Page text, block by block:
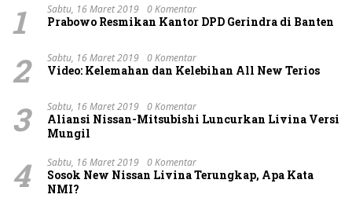
1 Sabtu, 16 Maret 2019 0 Komentar
Prabowo Resmikan Kantor DPD Gerindra di Banten
2 Sabtu, 16 Maret 2019 0 Komentar
Video: Kelemahan dan Kelebihan All New Terios
3 Sabtu, 16 Maret 2019 0 Komentar
Aliansi Nissan-Mitsubishi Luncurkan Livina Versi
Mungil
4 Sabtu, 16 Maret 2019 0 Komentar
Sosok New Nissan Livina Terungkap, Apa Kata
NMI?